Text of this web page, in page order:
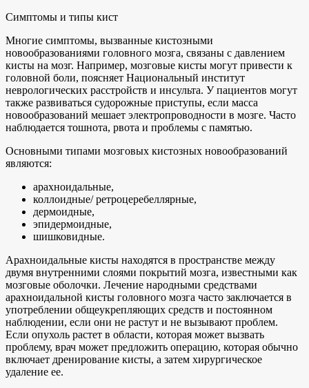
Симптомы и типы кист
Многие симптомы, вызванные кистозными
новообразованиями головного мозга, связаны с давлением
кисты на мозг. Например, мозговые кисты могут привести к
головной боли, поясняет Национальный институт
неврологических расстройств и инсульта. У пациентов могут
также развиваться судорожные приступы, если масса
новообразований мешает электропроводности в мозге. Часто
наблюдается тошнота, рвота и проблемы с памятью.
Основными типами мозговых кистозных новообразований
являются:
арахноидальные,
коллоидные/ ретроцеребеллярные,
дермоидные,
эпидермоидные,
шишковидные.
Арахноидальные кисты находятся в пространстве между
двумя внутренними слоями покрытий мозга, известными как
мозговые оболочки. Лечение народными средствами
арахноидальной кисты головного мозга часто заключается в
употреблении общеукрепляющих средств и постоянном
наблюдении, если они не растут и не вызывают проблем.
Если опухоль растет в области, которая может вызвать
проблему, врач может предложить операцию, которая обычно
включает дренирование кисты, а затем хирургическое
удаление ее.